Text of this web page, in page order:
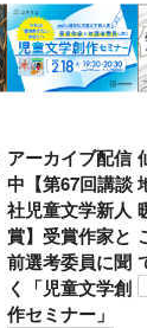
アーカイブ配信
中【第67回講談
社児童文学新人
賞】受賞作家と
前選考委員に聞
く「児童文学創
作セミナー」